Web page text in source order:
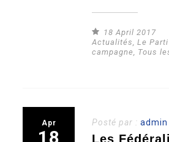
18 April 2017
Actualités ,Le
campagne
Tous
Apr
18
Posté par :admin
Les